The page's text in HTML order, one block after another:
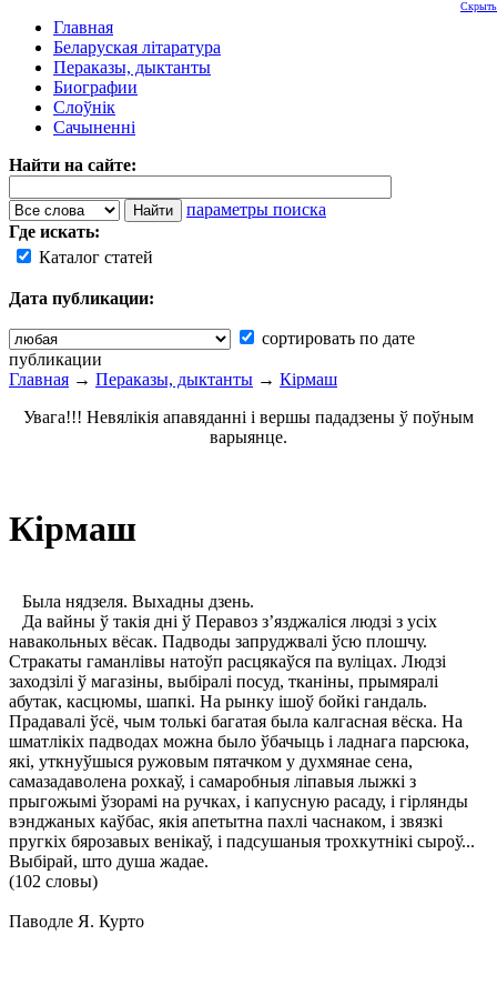
Главная
Беларуская літаратура
Пераказы, дыктанты
Биографии
Слоўнік
Сачыненні
Найти на сайте:
параметры поиска
Где искать:
Каталог статей
Дата публикации:
сортировать по дате
публикации
Скрыть
Главная → Пераказы, дыктанты → Кірмаш
Увага!!! Невялікія апавяданні і вершы пададзены ў поўным
варыянце.
Кірмаш
Была нядзеля. Выхадны дзень.
Да вайны ў такія дні ў Перавоз з’язджаліся людзі з усіх
навакольных вёсак. Падводы запруджвалі ўсю плошчу.
Стракаты гаманлівы натоўп расцякаўся па вуліцах. Людзі
заходзілі ў магазіны, выбіралі посуд, тканіны, прымяралі
абутак, касцюмы, шапкі. На рынку ішоў бойкі гандаль.
Прадавалі ўсё, чым толькі багатая была калгасная вёска. На
шматлікіх падводах можна было ўбачыць і ладнага парсюка,
які, уткнуўшыся ружовым пятачком у духмянае сена,
самазадаволена рохкаў, і самаробныя ліпавыя лыжкі з
прыгожымі ўзорамі на ручках, і капусную расаду, і гірлянды
вэнджаных каўбас, якія апетытна пахлі часнаком, і звязкі
пругкіх бярозавых венікаў, і падсушаныя трохкутнікі сыроў...
Выбірай, што душа жадае.
(102 словы)
Паводле Я. Курто